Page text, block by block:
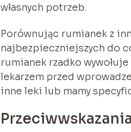
własnych potrzeb.
Porównując rumianek z
najbezpieczniejszych do
rumianek rzadko
lekarzem przed
inne leki lub mamy